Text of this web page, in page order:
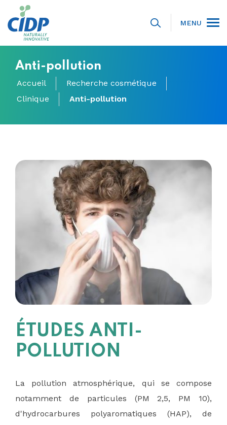
MENU
Anti-pollution
Accueil
Recherche cosmétique
Clinique
Anti-pollution
ÉTUDES ANTI-
POLLUTION
La pollution atmosphérique, qui se compose
notamment de particules (PM 2,5, PM 10),
d'hydrocarbures polyaromatiques (HAP), de